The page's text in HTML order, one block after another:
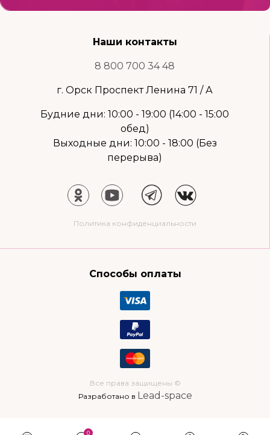
Наши контакты
8 800 700 34 48
г. Орск Проспект Ленина 71 / А
Будние дни: 10:00 - 19:00 (14:00 - 15:00
обед)
Выходные дни: 10:00 - 18:00 (Без
перерыва)
Политика конфиденциальности
Способы оплаты
Все права защищены ©
Разработано в Lead-space
0